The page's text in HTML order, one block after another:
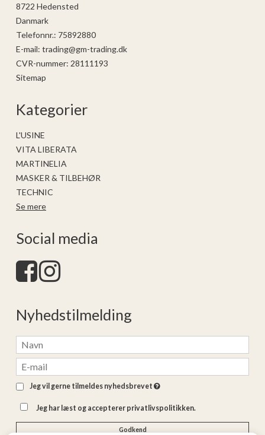
8722 Hedensted
Danmark
Telefonnr.: 75892880
E-mail: trading@gm-trading.dk
CVR-nummer: 28111193
Sitemap
Kategorier
L'USINE
VITA LIBERATA
MARTINELIA
MASKER & TILBEHØR
TECHNIC
Se mere
Social media
Nyhedstilmelding
Jeg vil gerne tilmeldes nyhedsbrevet
Jeg har læst og accepterer privatlivspolitikken.
Godkend